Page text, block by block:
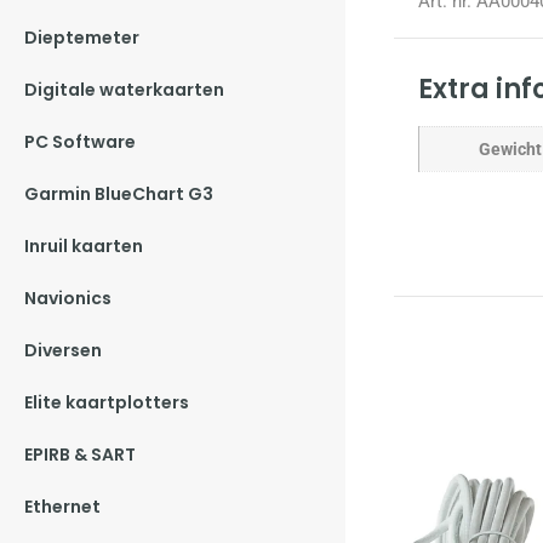
Dieptemeter
Digitale waterkaarten
PC Software
Garmin BlueChart G3
Inruil kaarten
Navionics
Diversen
Elite kaartplotters
EPIRB & SART
Ethernet
Extra
Gewicht